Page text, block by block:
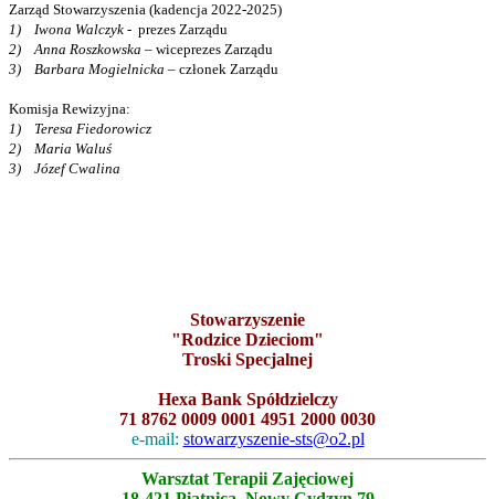
Zarząd Stowarzyszenia (kadencja 2022-2025)
1) Iwona Walczyk - prezes Zarządu
2) Anna Roszkowska – wiceprezes Zarządu
3) Barbara Mogielnicka – członek Zarządu
Komisja Rewizyjna:
1) Teresa Fiedorowicz
2) Maria Waluś
3) Józef Cwalina
Stowarzyszenie
"Rodzice Dzieciom"
Troski Specjalnej
Hexa Bank Spółdzielczy
71 8762 0009 0001 4951 2000 0030
e-mail: stowarzyszenie-sts@o2.pl
Warsztat Terapii Zajęciowej